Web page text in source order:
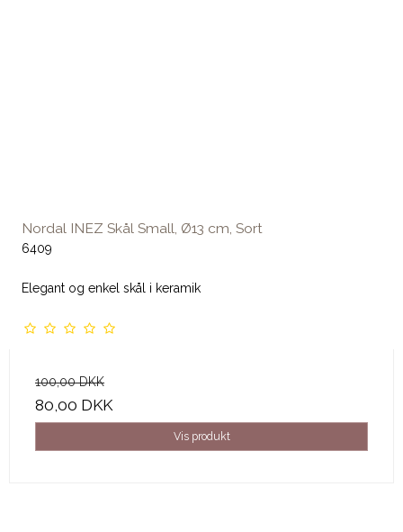
Nordal INEZ Skål Small, Ø13 cm, Sort
6409
Elegant og enkel skål i keramik
100,00 DKK
80,00 DKK
Vis produkt